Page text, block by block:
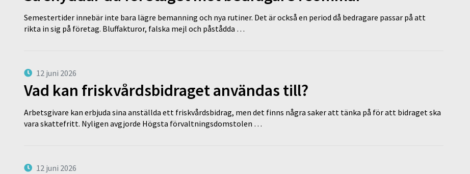
Semestertider innebär inte bara lägre bemanning och nya rutiner. Det är också en period då bedragare passar på att
rikta in sig på företag. Bluffakturor, falska mejl och påstådda …
12 juni 2026
Vad kan friskvårdsbidraget användas till?
Arbetsgivare kan erbjuda sina anställda ett friskvårdsbidrag, men det finns några saker att tänka på för att bidraget ska
vara skattefritt. Nyligen avgjorde Högsta förvaltningsdomstolen …
12 juni 2026